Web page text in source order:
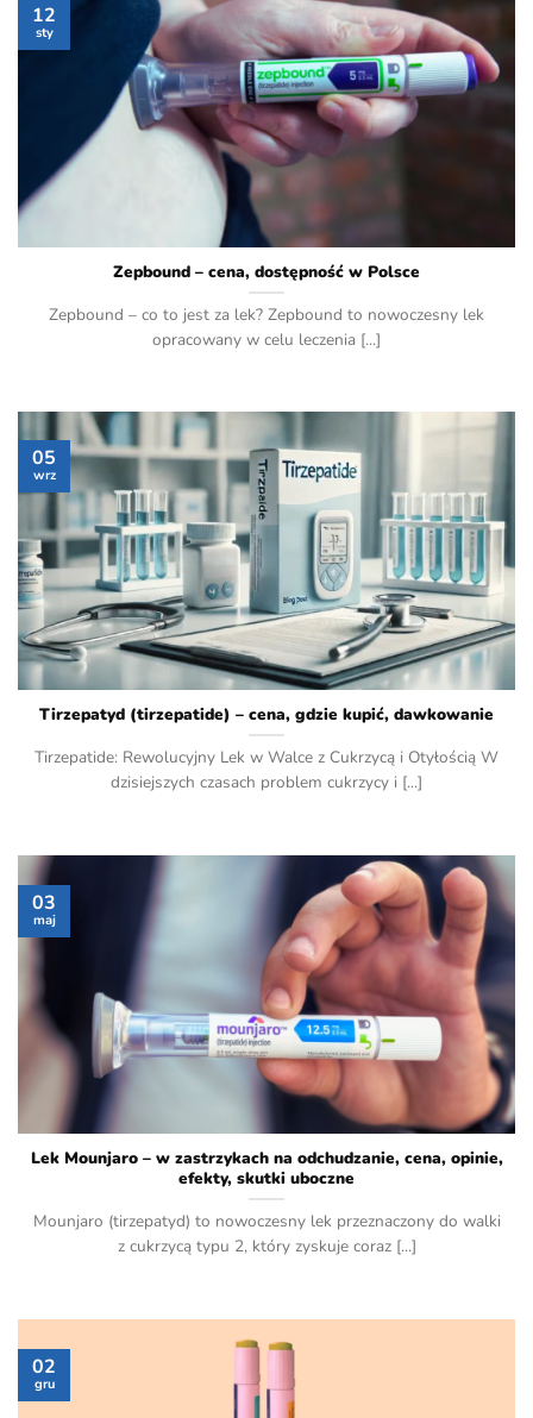
Zepbound – cena, dostępność w Polsce
Zepbound – co to jest za lek? Zepbound to nowoczesny lek
opracowany w celu leczenia [...]
12
sty
Tirzepatyd (tirzepatide) – cena, gdzie kupić, dawkowanie
Tirzepatide: Rewolucyjny Lek w Walce z Cukrzycą i Otyłością W
dzisiejszych czasach problem cukrzycy i [...]
05
wrz
Lek Mounjaro – w zastrzykach na odchudzanie, cena, opinie,
efekty, skutki uboczne
Mounjaro (tirzepatyd) to nowoczesny lek przeznaczony do walki
z cukrzycą typu 2, który zyskuje coraz [...]
03
maj
02
gru